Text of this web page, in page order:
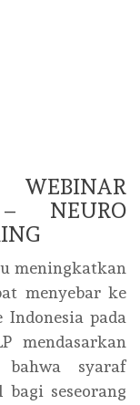
WEBINAR
NEURO
meningkatkan
menyebar ke
pada
mendasarkan
syaraf
bagi seseorang